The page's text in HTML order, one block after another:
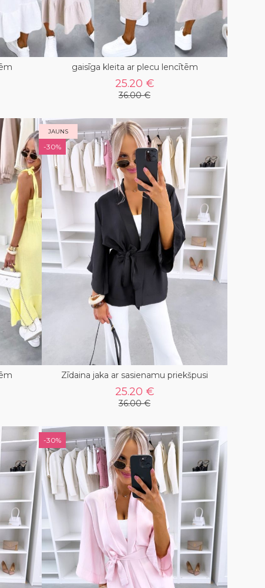
gaisīga kleita ar plecu lencītēm
25.20 €
36.00 €
JAUNS
-30%
Zīdaina jaka ar sasienamu priekšpusi
25.20 €
36.00 €
-30%